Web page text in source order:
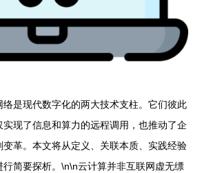
络是现代数字化的两大技术支柱。它们彼此
现了信息和算力的远程调用，也推动了企
革。本文将从定义、关联本质、实践经验
行简要探析。\n\n云计算并非互联网虚无缥